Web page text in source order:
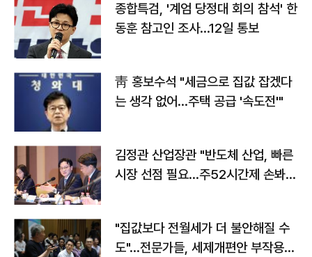
종합특검, '계엄 당정대 회의 참석' 한
동훈 참고인 조사...12일 통보
靑 홍보수석 "세금으로 집값 잡겠다
는 생각 없어…주택 공급 '속도전'"
김정관 산업장관 "반도체 산업, 빠른
시장 선점 필요…주52시간제 손봐
"집값보다 전월세가 더 불안해질 수
도"…전문가들, 세제개편안 부작용